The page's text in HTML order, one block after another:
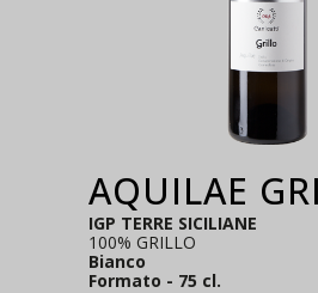
AQUILAE
IGP TERRE SICILIANE
100% GRILLO
Bianco
Formato - 75 cl.